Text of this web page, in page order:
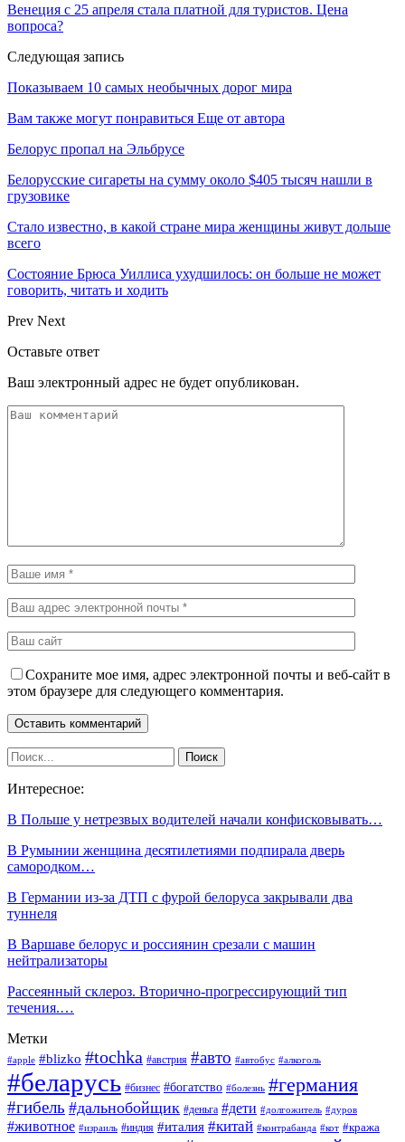
Венеция с 25 апреля стала платной для туристов. Цена
вопроса?
Следующая запись
Показываем 10 самых необычных дорог мира
Вам также могут понравиться Еще от автора
Белорус пропал на Эльбрусе
Белорусские сигареты на сумму около $405 тысяч нашли в
грузовике
Стало известно, в какой стране мира женщины живут дольше
всего
Состояние Брюса Уиллиса ухудшилось: он больше не может
говорить, читать и ходить
Prev Next
Оставьте ответ
Ваш электронный адрес не будет опубликован.
Сохраните мое имя, адрес электронной почты и веб-сайт в
этом браузере для следующего комментария.
Интересное:
В Польше у нетрезвых водителей начали конфисковывать…
В Румынии женщина десятилетиями подпирала дверь
самородком…
В Германии из-за ДТП с фурой белоруса закрывали два
туннеля
В Варшаве белорус и россиянин срезали с машин
нейтрализаторы
Рассеянный склероз. Вторично-прогрессирующий тип
течения.…
Метки
#apple #blizko #tochka #австрия #авто #автобус #алкоголь
#беларусь #бизнес #богатство #болезнь #германия
#гибель #дальнобойщик #деньга #дети #долгожитель #дуров
#животное #израиль #индия #италия #китай #контрабанда #кот #кража